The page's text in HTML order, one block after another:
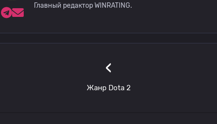
Главный редактор WINRATING.
‹
Жанр Dota 2